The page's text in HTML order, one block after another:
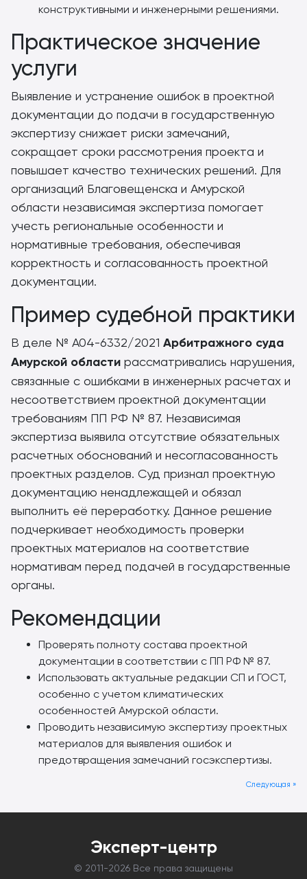
конструктивными и инженерными решениями.
Практическое значение
услуги
Выявление и устранение ошибок в проектной
документации до подачи в государственную
экспертизу снижает риски замечаний,
сокращает сроки рассмотрения проекта и
повышает качество технических решений. Для
организаций Благовещенска и Амурской
области независимая экспертиза помогает
учесть региональные особенности и
нормативные требования, обеспечивая
корректность и согласованность проектной
документации.
Пример судебной практики
В деле № А04-6332/2021 Арбитражного суда
Амурской области рассматривались нарушения,
связанные с ошибками в инженерных расчетах и
несоответствием проектной документации
требованиям ПП РФ № 87. Независимая
экспертиза выявила отсутствие обязательных
расчетных обоснований и несогласованность
проектных разделов. Суд признал проектную
документацию ненадлежащей и обязал
выполнить её переработку. Данное решение
подчеркивает необходимость проверки
проектных материалов на соответствие
нормативам перед подачей в государственные
органы.
Рекомендации
Проверять полноту состава проектной
документации в соответствии с ПП РФ № 87.
Использовать актуальные редакции СП и ГОСТ,
особенно с учетом климатических
особенностей Амурской области.
Проводить независимую экспертизу проектных
материалов для выявления ошибок и
предотвращения замечаний госэкспертизы.
Следующая »
Эксперт-центр
© 2011-2026 Все права защищены